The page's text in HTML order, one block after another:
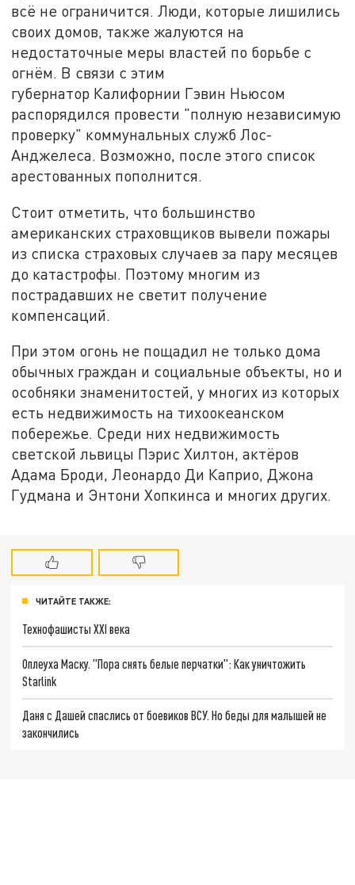
всё не ограничится. Люди, которые лишились
своих домов, также жалуются на
недостаточные меры властей по борьбе с
огнём. В связи с этим
губернатор Калифорнии Гэвин Ньюсом
распорядился провести "полную независимую
проверку" коммунальных служб Лос-
Анджелеса. Возможно, после этого список
арестованных пополнится.
Стоит отметить, что большинство
американских страховщиков вывели пожары
из списка страховых случаев за пару месяцев
до катастрофы. Поэтому многим из
пострадавших не светит получение
компенсаций.
При этом огонь не пощадил не только дома
обычных граждан и социальные объекты, но и
особняки знаменитостей, у многих из которых
есть недвижимость на тихоокеанском
побережье. Среди них недвижимость
светской львицы Пэрис Хилтон, актёров
Адама Броди, Леонардо Ди Каприо, Джона
Гудмана и Энтони Хопкинса и многих других.
ЧИТАЙТЕ ТАКЖЕ:
Технофашисты XXI века
Оплеуха Маску. "Пора снять белые перчатки": Как уничтожить
Starlink
Даня с Дашей спаслись от боевиков ВСУ. Но беды для малышей не
закончились